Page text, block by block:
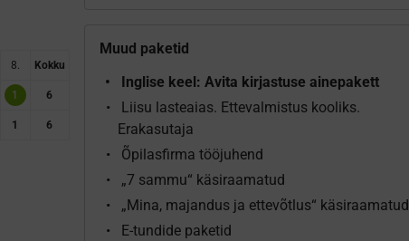
8. Kokku
1 6
1 6
Muud paketid
Inglise keel: Avita kirjastuse ainepakett
Liisu lasteaias. Ettevalmistus kooliks.
Erakasutaja
Õpilasfirma tööjuhend
„7 sammu“ käsiraamatud
„Mina, majandus ja ettevõtlus“ käsiraamatud
E-tundide paketid